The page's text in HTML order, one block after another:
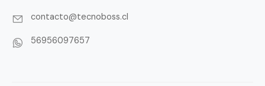
contacto@tecnoboss.cl
56956097657